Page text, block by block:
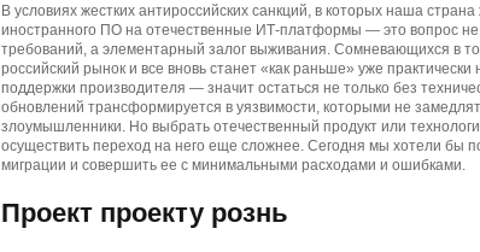
В условиях жестких антироссийских санкций, в которых наша
иностранного ПО на отечественные ИТ-платформы — это вопрос
требований, а элементарный залог выживания. Сомневающихся в
российский рынок и все вновь станет «как раньше» уже
поддержки производителя — значит остаться не только без
обновлений трансформируется в уязвимости, которыми не
злоумышленники. Но выбрать отечественный продукт или
осуществить переход на него еще сложнее. Сегодня мы хотели бы
миграции и совершить ее с минимальными расходами и ошибками.
Проект проекту рознь